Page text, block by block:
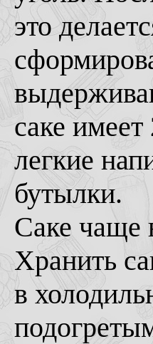
это
саке
легкие
бутылки.
Саке чаще
Хранить
в